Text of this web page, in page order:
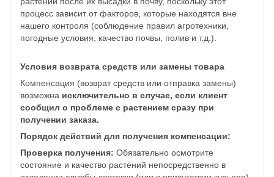
процесс зависит от факторов, которые находятся вне
нашего контроля (соблюдение правил агротехники,
погодные условия, качество почвы, полив и т.д.).
Условия возврата средств или замены товара
Компенсация (возврат средств или отправка замены)
возможна исключительно в случае, если клиент
сообщил о проблеме с растением сразу при
получении заказа.
Порядок действий для получения компенсации:
Проверка получения: Обязательно осмотрите
состояние и качество растений непосредственно в